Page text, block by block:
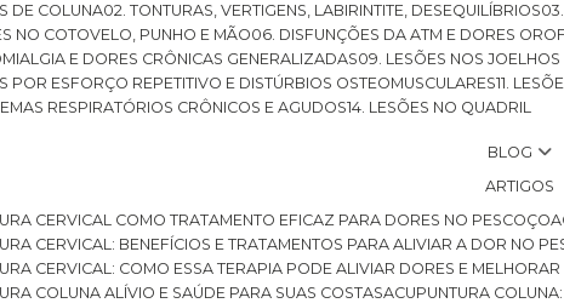
DE COLUNA
02. TONTURAS, VERTIGENS, LABIRINTITE, DESEQUILÍBRIOS
NO COTOVELO, PUNHO E MÃO
06. DISFUNÇÕES DA ATM E DORES
E DORES CRÔNICAS GENERALIZADAS
09. LESÕES NOS JOELHOS
POR ESFORÇO REPETITIVO E DISTÚRBIOS OSTEOMUSCULARES 11.
RESPIRATÓRIOS CRÔNICOS E AGUDOS 14. LESÕES NO QUADRIL
BLOG
ARTIGOS
CERVICAL COMO TRATAMENTO EFICAZ PARA DORES NO PESCOÇO
CERVICAL: BENEFÍCIOS E TRATAMENTOS PARA ALIVIAR A DOR NO
CERVICAL: COMO ESSA TERAPIA PODE ALIVIAR DORES E
COLUNA ALÍVIO E SAÚDE PARA SUAS COSTAS
ACUPUNTURA